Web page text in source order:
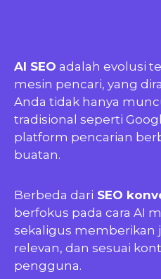
AI SEO adalah evolusi
mesin pencari, yang
Anda tidak hanya
tradisional seperti
platform pencarian
buatan.
Berbeda dari SEO
berfokus pada cara AI
sekaligus memberikan
relevan, dan sesuai
pengguna.